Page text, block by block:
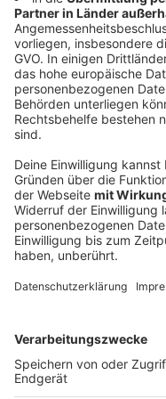
Der CDU-
Parteispitze
zunächst treffen sich
dann auch Union und
Anzeige
Weitere Infos
Anzeige
Düsseldorfer
Retter Deutschland